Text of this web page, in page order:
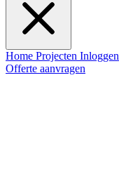
Home Projecten Inloggen
Offerte aanvragen